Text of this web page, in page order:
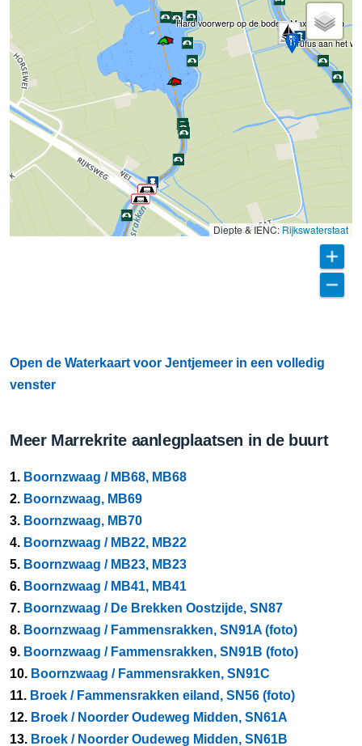
Hard voorwerp op de bodem Max 1.20 diep
rufus aan het
Diepte & IENC: Rijkswaterstaat
Open de Waterkaart voor Jentjemeer in een volledig
venster
Meer Marrekrite aanlegplaatsen in de buurt
1. Boornzwaag / MB68, MB68
2. Boornzwaag, MB69
3. Boornzwaag, MB70
4. Boornzwaag / MB22, MB22
5. Boornzwaag / MB23, MB23
6. Boornzwaag / MB41, MB41
7. Boornzwaag / De Brekken Oostzijde, SN87
8. Boornzwaag / Fammensrakken, SN91A (foto)
9. Boornzwaag / Fammensrakken, SN91B (foto)
10. Boornzwaag / Fammensrakken, SN91C
11. Broek / Fammensrakken eiland, SN56 (foto)
12. Broek / Noorder Oudeweg Midden, SN61A
13. Broek / Noorder Oudeweg Midden, SN61B